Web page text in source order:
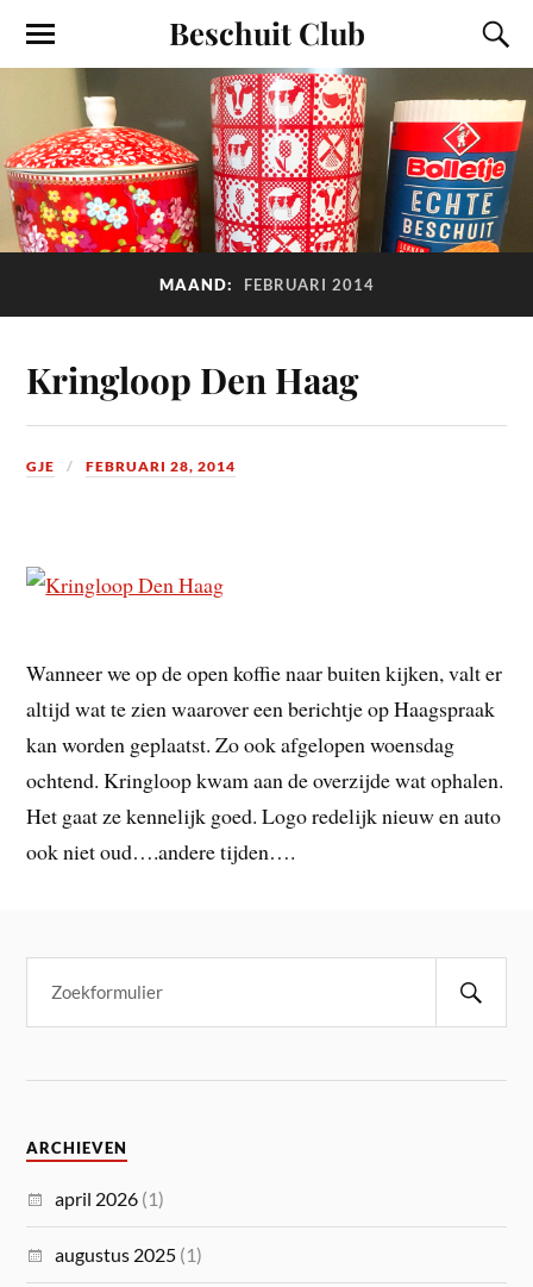
Beschuit Club
MAAND: FEBRUARI 2014
Kringloop Den Haag
GJE FEBRUARI 28, 2014
Wanneer we op de open koffie naar buiten kijken, valt er
altijd wat te zien waarover een berichtje op Haagspraak
kan worden geplaatst. Zo ook afgelopen woensdag
ochtend. Kringloop kwam aan de overzijde wat ophalen.
Het gaat ze kennelijk goed. Logo redelijk nieuw en auto
ook niet oud….andere tijden….
ARCHIEVEN
april 2026 (1)
augustus 2025 (1)